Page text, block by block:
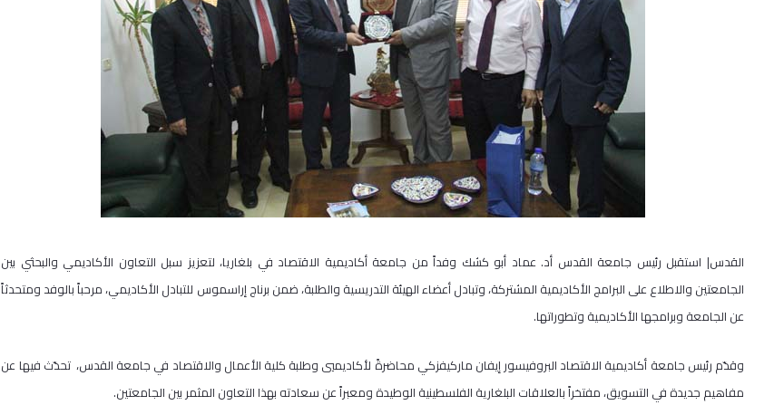
القدس| استقبل رئيس جامعة القدس أد. عماد أبو كشك وفداً من جامعة أكاديمية الاقتصاد في بلغاريا، لتعزيز سبل التعاون الأكاديمي والبحثي بين
الجامعتين والاطلاع على البرامج الأكاديمية المشتركة، وتبادل أعضاء الهيئة التدريسية والطلبة، ضمن برناج إراسموس للتبادل الأكاديمي، مرحباً بالوفد ومتحدثاً
عن الجامعة وبرامجها الأكاديمية وتطوراتها.
وقدّم رئيس جامعة أكاديمية الاقتصاد البروفيسور إيفان ماركيفزكي محاضرةً لأكاديميي وطلبة كلية الأعمال والاقتصاد في جامعة القدس، تحدّث فيها عن
مفاهيم جديدة في التسويق، مفتخراً بالعلاقات البلغارية الفلسطينية الوطيدة ومعبراً عن سعادته بهذا التعاون المثمر بين الجامعتين.